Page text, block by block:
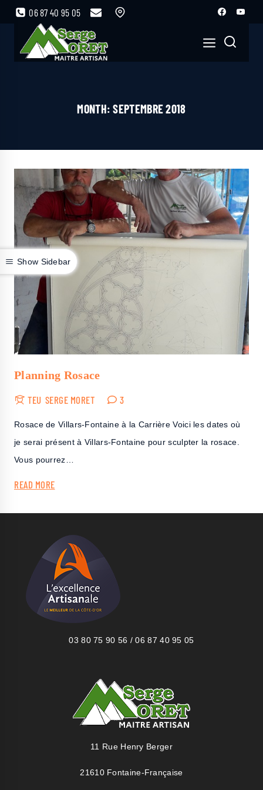
06 87 40 95 05
Show Sidebar
MONTH: SEPTEMBRE 2018
Planning Rosace
TEU SERGE MORET 3
Rosace de Villars-Fontaine à la Carrière Voici les dates où
je serai présent à Villars-Fontaine pour sculpter la rosace.
Vous pourrez…
READ MORE
03 80 75 90 56 / 06 87 40 95 05
11 Rue Henry Berger
21610 Fontaine-Française